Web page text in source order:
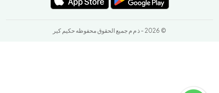
© 2026 - ذ م م جميع الحقوق محفوظه حكيم كير